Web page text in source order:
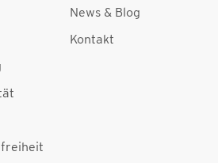
News & Blog
Kontakt